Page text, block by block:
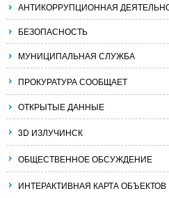
АНТИКОРРУПЦИОННАЯ
БЕЗОПАСНОСТЬ
МУНИЦИПАЛЬНАЯ СЛУЖБА
ПРОКУРАТУРА СООБЩАЕТ
ОТКРЫТЫЕ ДАННЫЕ
3D ИЗЛУЧИНСК
ОБЩЕСТВЕННОЕ ОБСУЖДЕНИЕ
ИНТЕРАКТИВНАЯ КАРТА ОБЪЕКТОВ